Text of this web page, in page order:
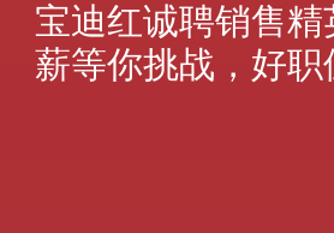
宝迪红诚聘销售
薪等你挑战，好职